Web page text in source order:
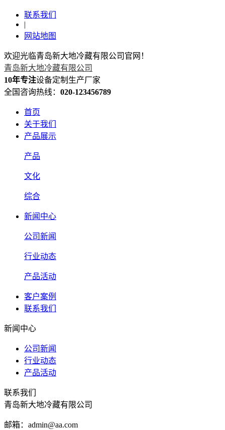
联系我们
|
网站地图
欢迎光临青岛新大地冷藏有限公司官网！
青岛新大地冷藏有限公司
10年专注设备定制生产厂家
全国咨询热线： 020-123456789
首页
关于我们
产品展示
产品
文化
综合
新闻中心
公司新闻
行业动态
产品活动
客户案例
联系我们
新闻中心
公司新闻
行业动态
产品活动
联系我们
青岛新大地冷藏有限公司
邮箱：admin@aa.com